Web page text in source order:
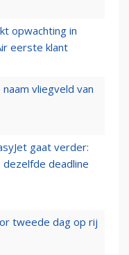
opwachting in
eerste klant
vliegveld van
gaat verder:
deadline
tweede dag op rij